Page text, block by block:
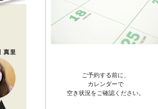
ご予約する前に、
カレンダーで
空き状況をご確認ください。